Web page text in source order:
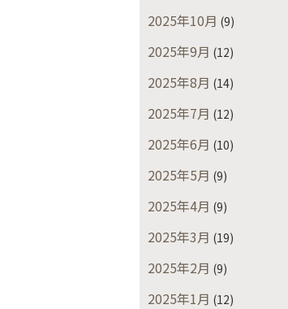
2025年10月 (9)
2025年9月 (12)
2025年8月 (14)
2025年7月 (12)
2025年6月 (10)
2025年5月 (9)
2025年4月 (9)
2025年3月 (19)
2025年2月 (9)
2025年1月 (12)